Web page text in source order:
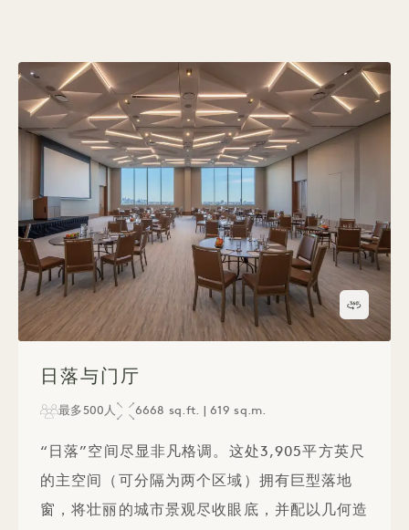
360度
日落与门厅
最多500人 6668 sq.ft. | 619 sq.m.
“日落”空间尽显非凡格调。这处3,905平方英尺
的主空间（可分隔为两个区域）拥有巨型落地
窗，将壮丽的城市景观尽收眼底，并配以几何造